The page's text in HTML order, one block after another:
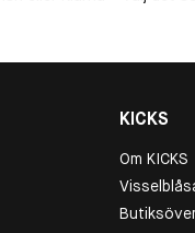
KICKS
Om KICKS